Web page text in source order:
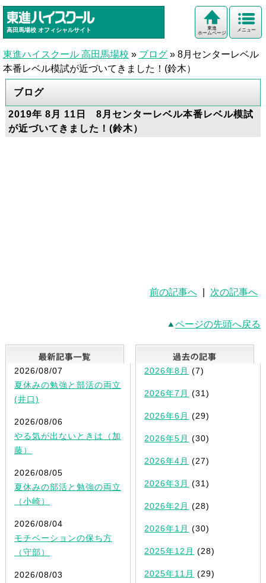
高田馬場校 オフィシャルサイト メニュー
東進
ホームページ
東進ハイスクール 高田馬場校 » ブログ » 8月センターレベル
本番レベル模試が近づいてきました！(鈴木）
ブログ
2019年 8月 11日 8月センターレベル本番レベル模試
が近づいてきました！(鈴木）
前の記事へ 次の記事へ
ページの先頭へ戻る
最新記事一覧
2026/08/07
夏休みの勉強と部活の両立
(井口)
2026/08/06
やる気が出ないときは（加
藤）
2026/08/05
夏休みの部活と勉強の両立
（小崎）
2026/08/04
モチベーションの保ち方
（守部）
2026/08/03
2026年8月 (7)
2026年7月 (31)
2026年6月 (29)
2026年5月 (30)
2026年4月 (27)
2026年3月 (31)
2026年2月 (28)
2026年1月 (30)
2025年12月 (28)
2025年11月 (29)